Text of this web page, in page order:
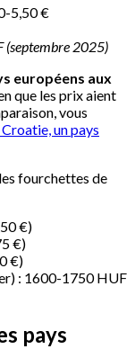
5,50 €
(septembre 2025)
européens aux
que les prix aient
vous
un pays
fourchettes de
€)
€)
€)
: 1600-1750 HUF
pays